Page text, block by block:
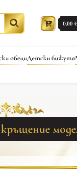
0.00
обециДетски бижута